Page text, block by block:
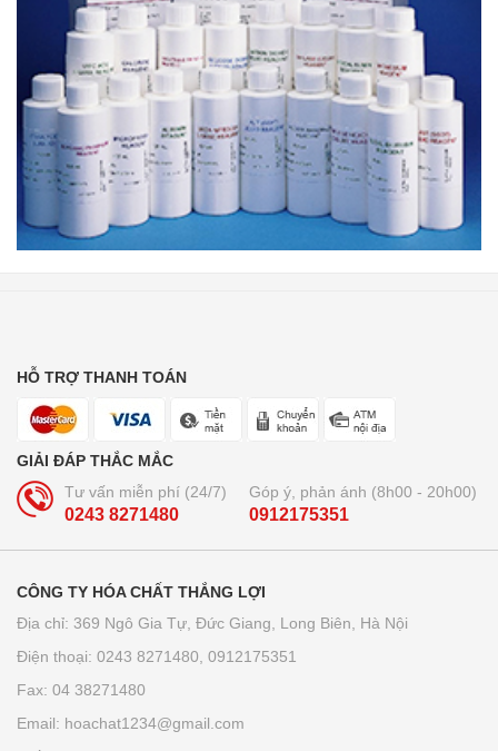
HỖ TRỢ THANH TOÁN
GIẢI ĐÁP THẮC MẮC
Tư vấn miễn phí (24/7)
0243 8271480
Góp ý, phản ánh (8h00 - 20h00)
0912175351
CÔNG TY HÓA CHẤT THẮNG LỢI
Địa chỉ: 369 Ngô Gia Tự, Đức Giang, Long Biên, Hà Nội
Điện thoại: 0243 8271480, 0912175351
Fax: 04 38271480
Email: hoachat1234@gmail.com